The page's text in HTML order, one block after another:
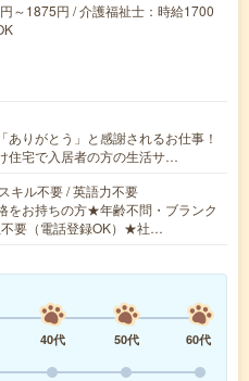
～1875円 / 介護福祉士：時給1700
ありがとう」と感謝されるお仕事！
住宅で入居者の方の生活サ…
キル不要 / 英語力不要
をお持ちの方★年齢不問・ブランク
要（電話登録OK）★社…
40代 50代
60代